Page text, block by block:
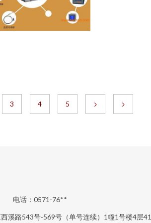
3 4 5
电话：0571-76**
溪路543号-569号（单号连续）1幢1号楼4层